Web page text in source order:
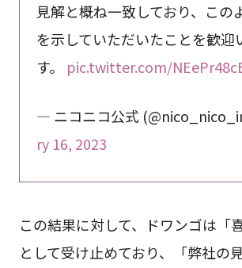
見解と概ね一致しており、この
を示していただいたことを歓迎
す。 pic.twitter.com/
— ニコニコ公式
ry 16, 2023
この結果に対して、ドワンゴは「
として受け止めており、「弊社の